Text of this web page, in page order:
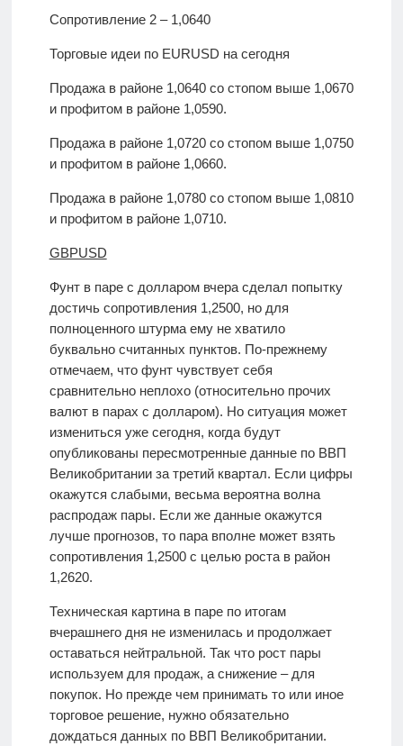
Сопротивление 2 – 1,0640
Торговые идеи по EURUSD на сегодня
Продажа в районе 1,0640 со стопом выше 1,0670
и профитом в районе 1,0590.
Продажа в районе 1,0720 со стопом выше 1,0750
и профитом в районе 1,0660.
Продажа в районе 1,0780 со стопом выше 1,0810
и профитом в районе 1,0710.
GBPUSD
Фунт в паре с долларом вчера сделал попытку
достичь сопротивления 1,2500, но для
полноценного штурма ему не хватило
буквально считанных пунктов. По-прежнему
отмечаем, что фунт чувствует себя
сравнительно неплохо (относительно прочих
валют в парах с долларом). Но ситуация может
измениться уже сегодня, когда будут
опубликованы пересмотренные данные по ВВП
Великобритании за третий квартал. Если цифры
окажутся слабыми, весьма вероятна волна
распродаж пары. Если же данные окажутся
лучше прогнозов, то пара вполне может взять
сопротивления 1,2500 с целью роста в район
1,2620.
Техническая картина в паре по итогам
вчерашнего дня не изменилась и продолжает
оставаться нейтральной. Так что рост пары
используем для продаж, а снижение – для
покупок. Но прежде чем принимать то или иное
торговое решение, нужно обязательно
дождаться данных по ВВП Великобритании.